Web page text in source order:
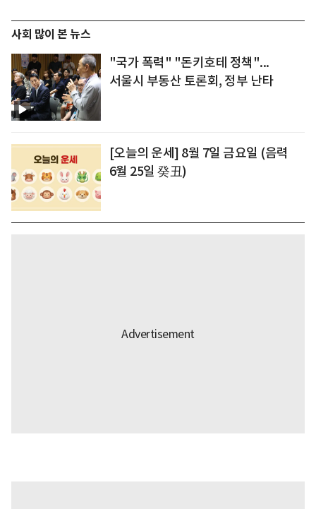
사회 많이 본 뉴스
"국가 폭력" "돈키호테 정책"...
서울시 부동산 토론회, 정부 난타
[오늘의 운세] 8월 7일 금요일 (음력
6월 25일 癸丑)